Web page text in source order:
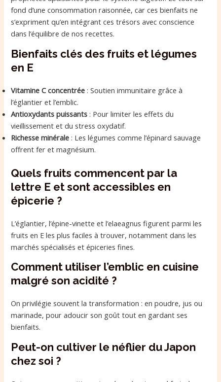
fond d’une consommation raisonnée, car ces bienfaits ne
s’expriment qu’en intégrant ces trésors avec conscience
dans l’équilibre de nos recettes.
Bienfaits clés des fruits et légumes
en E
Vitamine C concentrée : Soutien immunitaire grâce à
l’églantier et l’emblic.
Antioxydants puissants : Pour limiter les effets du
vieillissement et du stress oxydatif.
Richesse minérale : Les légumes comme l’épinard sauvage
offrent fer et magnésium.
Quels fruits commencent par la
lettre E et sont accessibles en
épicerie ?
L’églantier, l’épine-vinette et l’elaeagnus figurent parmi les
fruits en E les plus faciles à trouver, notamment dans les
marchés spécialisés et épiceries fines.
Comment utiliser l’emblic en cuisine
malgré son acidité ?
On privilégie souvent la transformation : en poudre, jus ou
marinade, pour adoucir son goût tout en gardant ses
bienfaits.
Peut-on cultiver le néflier du Japon
chez soi ?